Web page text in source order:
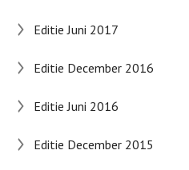
Editie Juni 2017
Editie December 2016
Editie Juni 2016
Editie December 2015